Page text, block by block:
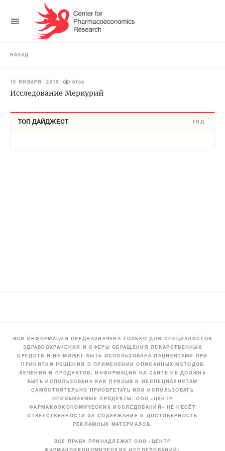
НАЗАД
15 ЯНВАРЯ 2010 6788
Исследование Меркурий
ТОП ДАЙДЖЕСТ ГОД
ВСЯ ИНФОРМАЦИЯ ПРЕДНАЗНАЧЕНА ТОЛЬКО ДЛЯ СПЕЦИАЛИСТОВ
ЗДРАВООХРАНЕНИЯ И СФЕРЫ ОБРАЩЕНИЯ ЛЕКАРСТВЕННЫХ
СРЕДСТВ И НЕ МОЖЕТ БЫТЬ ИСПОЛЬЗОВАНА ПАЦИЕНТАМИ ПРИ
ПРИНЯТИИ РЕШЕНИЯ О ПРИМЕНЕНИИ ОПИСАННЫХ МЕТОДОВ
ЛЕЧЕНИЯ И ПРОДУКТОВ. ИНФОРМАЦИЯ НА САЙТЕ НЕ ДОЛЖНА
БЫТЬ ИСПОЛЬЗОВАНА КАК ПРИЗЫВ К НЕСПЕЦИАЛИСТАМ
САМОСТОЯТЕЛЬНО ПРИОБРЕТАТЬ ИЛИ ИСПОЛЬЗОВАТЬ
ОПИСЫВАЕМЫЕ ПРОДУКТЫ. ООО «ЦЕНТР
ФАРМАКОЭКОНОМИЧЕСКИХ ИССЛЕДОВАНИЙ» НЕ НЕСЁТ
ОТВЕТСТВЕННОСТИ ЗА СОДЕРЖАНИЕ И ДОСТОВЕРНОСТЬ
РЕКЛАМНЫХ МАТЕРИАЛОВ.
ВСЕ ПРАВА ПРИНАДЛЕЖАТ ООО «ЦЕНТР